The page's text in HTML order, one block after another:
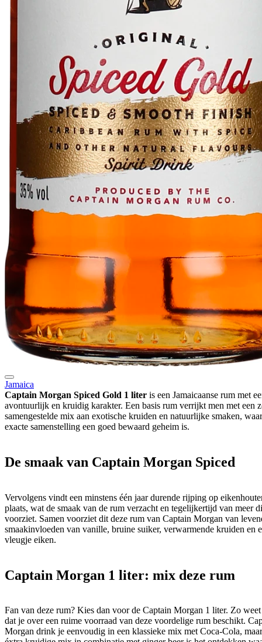
Jamaica
Captain Morgan Spiced Gold 1 liter is een Jamaicaanse rum met
avontuurlijk en kruidig karakter. Een basis rum verrijkt men met een
samengestelde mix aan exotische kruiden en natuurlijke smaken,
exacte samenstelling een goed bewaard geheim is.
De smaak van Captain Morgan Spiced
Vervolgens vindt een minstens één jaar durende rijping op
plaats, wat de smaak van de rum verzacht en tegelijkertijd van meer
voorziet. Samen voorziet dit deze rum van Captain Morgan van
smaakinvloeden van vanille, bruine suiker, verwarmende kruiden en
vleugje eiken.
Captain Morgan 1 liter: mix deze rum
Fan van deze rum? Kies dan voor de Captain Morgan 1 liter. Zo
dat je over een ruime voorraad van deze voordelige rum beschikt.
Morgan drink je eenvoudig in een klassieke mix met Coca-Cola,